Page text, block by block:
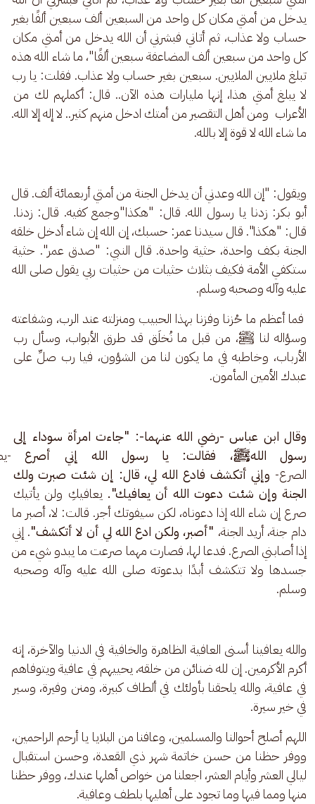
يدخل من أمتي مكان كل واحد من السبعين ألف سبعين ألفًا بغير
حساب ولا عذاب، ثم أتاني فبشرني أن الله يدخل من أمتي مكان
كل واحد من سبعين ألف المضاعفة سبعين ألفًا"، ما شاء الله هذه
تبلغ ملايين الملايين. سبعين بغير حساب ولا عذاب. فقلت: يا رب
لا يبلغ أمتي هذا، إنها مليارات هذه الآن.. قال: أكملهم لك من
الأعراب  ومن أهل التقصير من أمتك ادخل منهم كثير.. لا إله إلا الله.
ما شاء الله لا قوة إلا بالله.
ويقول: "إن الله وعدني أن يدخل الجنة من أمتي أربعمائة ألف. قال
أبو بكر: زدنا يا رسول الله. قال: "هكذا"وجمع كفيه. قال: زدنا.
قال: "هكذا". قال سيدنا عمر: حسبك، إن الله إن شاء أدخل خلقه
الجنة بكف واحدة، حثية واحدة. قال النبي: "صدق عمر". حثية
ستكفي الأمة فكيف بثلاث حثيات من حثيات ربي يقول صلى الله
عليه وآله وصحبه وسلم.
فما أعظم ما حُزنا وفزنا بهذا الحبيب ومنزلته عند الرب، وشفاعته
وسؤاله لنا ﷺ، من قبل ما نُخلَق قد طرق الأبواب، وسأل رب
الأرباب، وخاطبه في ما يكون لنا من الشؤون، فيا رب صلِّ على
عبدك الأمين المأمون.
وقال ابن عباس -رضي الله عنهما-: "جاءت امرأة سوداء إلى
رسول اللهﷺ، فقالت: يا رسول الله إني أصرع
-
الصرع- وإني أتكشف فادع الله لي، قال: إن شئت صبرت ولك
الجنة وإن شئت دعوت الله أن يعافيك". يعافيكِ ولن يأتيك
صرع إن شاء الله إذا دعوناه، لكن سيفوتك أجر. قالت: لا، أصبر ما
دام جنة، أريد الجنة، "أصبر، ولكن ادع الله لي أن لا أتكشف". إني
إذا أصابني الصرع. فدعا لها، فصارت مهما صرعت ما يبدو شيء من
جسدها ولا تتكشف أبدًا بدعوته صلى الله عليه وآله وصحبه
وسلم.
والله يعافينا أسنى العافية الظاهرة والخافية في الدنيا والآخرة، إنه
أكرم الأكرمين. إن لله ضنائن من خلقه، يحييهم في عافية ويتوفاهم
في عافية، والله يلحقنا بأولئك في ألطاف كبيرة، ومنن وفيرة، وسير
في خير سيرة.
اللهم أصلح أحوالنا والمسلمين، وعافنا من البلايا يا أرحم الراحمين،
ووفر حظنا من حسن خاتمة شهر ذي القعدة، وحسن استقبال
ليالي العشر وأيام العشر، اجعلنا من خواص أهلها عندك، ووفر حظنا
منها ومما فيها وما تجود على أهليها بلطف وعافية.